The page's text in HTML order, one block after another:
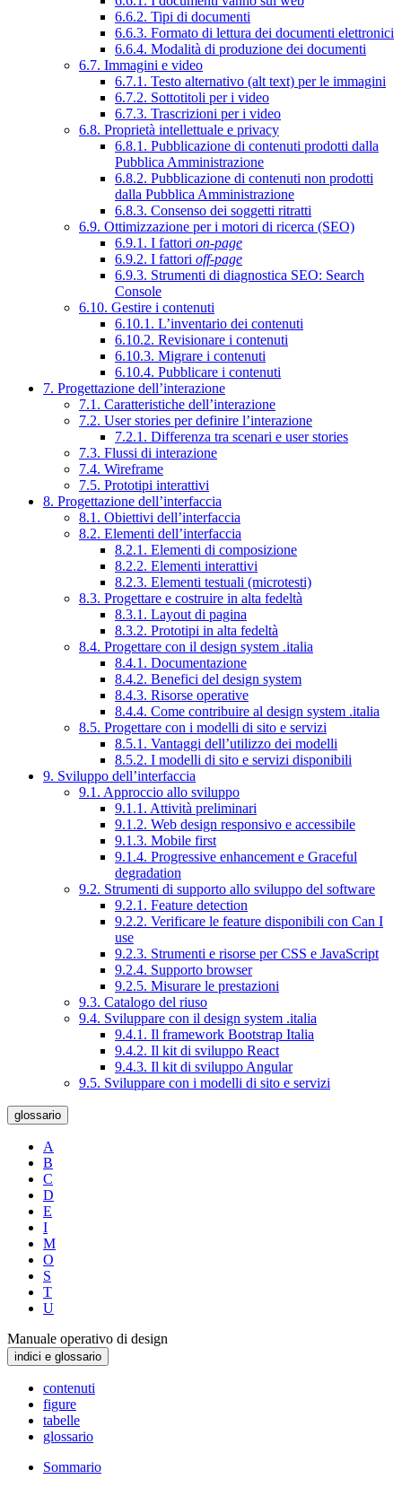
6.6.2. Tipi di documenti
6.6.3. Formato di lettura dei documenti elettronici
6.6.4. Modalità di produzione dei documenti
6.7. Immagini e video
6.7.1. Testo alternativo (alt text) per le immagini
6.7.2. Sottotitoli per i video
6.7.3. Trascrizioni per i video
6.8. Proprietà intellettuale e privacy
6.8.1. Pubblicazione di contenuti prodotti dalla
Pubblica Amministrazione
6.8.2. Pubblicazione di contenuti non prodotti
dalla Pubblica Amministrazione
6.8.3. Consenso dei soggetti ritratti
6.9. Ottimizzazione per i motori di ricerca (SEO)
6.9.1. I fattori on-page
6.9.2. I fattori off-page
6.9.3. Strumenti di diagnostica SEO: Search
Console
6.10. Gestire i contenuti
6.10.1. L’inventario dei contenuti
6.10.2. Revisionare i contenuti
6.10.3. Migrare i contenuti
6.10.4. Pubblicare i contenuti
7. Progettazione dell’interazione
7.1. Caratteristiche dell’interazione
7.2. User stories per definire l’interazione
7.2.1. Differenza tra scenari e user stories
7.3. Flussi di interazione
7.4. Wireframe
7.5. Prototipi interattivi
8. Progettazione dell’interfaccia
8.1. Obiettivi dell’interfaccia
8.2. Elementi dell’interfaccia
8.2.1. Elementi di composizione
8.2.2. Elementi interattivi
8.2.3. Elementi testuali (microtesti)
8.3. Progettare e costruire in alta fedeltà
8.3.1. Layout di pagina
8.3.2. Prototipi in alta fedeltà
8.4. Progettare con il design system .italia
8.4.1. Documentazione
8.4.2. Benefici del design system
8.4.3. Risorse operative
8.4.4. Come contribuire al design system .italia
8.5. Progettare con i modelli di sito e servizi
8.5.1. Vantaggi dell’utilizzo dei modelli
8.5.2. I modelli di sito e servizi disponibili
9. Sviluppo dell’interfaccia
9.1. Approccio allo sviluppo
9.1.1. Attività preliminari
9.1.2. Web design responsivo e accessibile
9.1.3. Mobile first
9.1.4. Progressive enhancement e Graceful
degradation
9.2. Strumenti di supporto allo sviluppo del software
9.2.1. Feature detection
9.2.2. Verificare le feature disponibili con Can I
use
9.2.3. Strumenti e risorse per CSS e JavaScript
9.2.4. Supporto browser
9.2.5. Misurare le prestazioni
9.3. Catalogo del riuso
9.4. Sviluppare con il design system .italia
9.4.1. Il framework Bootstrap Italia
9.4.2. Il kit di sviluppo React
9.4.3. Il kit di sviluppo Angular
9.5. Sviluppare con i modelli di sito e servizi
glossario
A
B
C
D
E
I
M
O
S
T
U
Manuale operativo di design
indici e glossario
contenuti
figure
tabelle
glossario
Sommario